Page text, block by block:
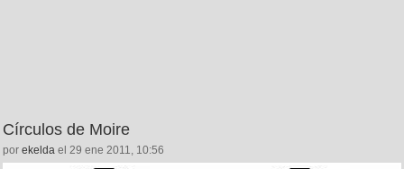
Círculos de Moire
por ekelda el 29 ene 2011, 10:56